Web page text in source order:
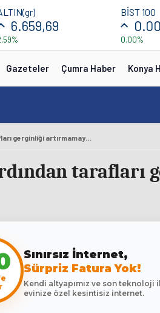
6.659,69
BİST 100
0.00
0.00%
Gazeteler Çumra Haber Konya
ABD ve İsrail, ırkçı sözlerin ardından tarafları gerginliği artırmamaya çağırdı
Sınırsız İnternet,
Sürpriz Fatura Yok!
Kendi altyapımız ve son teknoloji
evinize özel kesintisiz internet.